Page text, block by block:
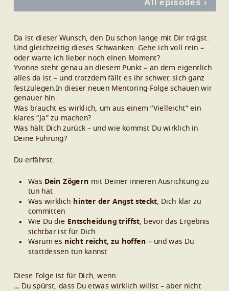
Da ist dieser Wunsch, den Du schon lange mit Dir trägst.
Und gleichzeitig dieses Schwanken: Gehe ich voll rein –
oder warte ich lieber noch einen Moment?
Yvonne steht genau an diesem Punkt – an dem eigentlich
alles da ist – und trotzdem fällt es ihr schwer, sich ganz
festzulegen.In dieser neuen Mentoring-Folge schauen wir
genauer hin:
Was braucht es wirklich, um aus einem “Vielleicht” ein
klares “Ja” zu machen?
Was hält Dich zurück – und wie kommst Du wirklich in
Deine Führung?
Du erfährst:
Was Dein Zögern mit Deiner inneren Ausrichtung zu
tun hat
Was wirklich hinter der Angst steckt, Dich klar zu
committen
Wie Du die Entscheidung triffst , bevor das Ergebnis
sichtbar ist für Dich
Warum es nicht reicht, zu hoffen – und was Du
stattdessen tun kannst
Diese Folge ist für Dich, wenn:
… Du spürst, dass Du etwas wirklich willst – aber nicht